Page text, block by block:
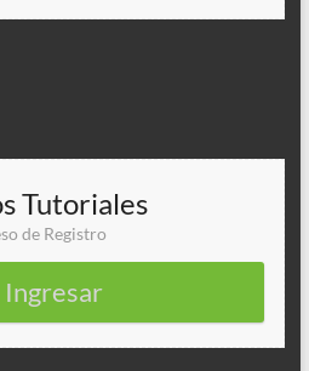
Tutoriales
de Registro
Ingresar